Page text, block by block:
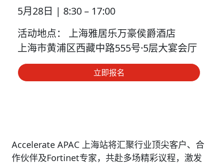
5月28日 | 8:30 – 17:00
活动地点： 上海雅居乐万豪侯爵酒店
上海市黄浦区西藏中路555号·5层大宴会厅
立即报名
Accelerate APAC 上海站将汇聚行业顶尖客户、合
作伙伴及Fortinet专家，共赴多场精彩议程，激发